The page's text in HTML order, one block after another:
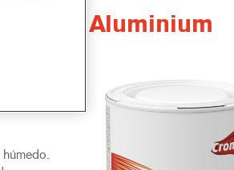
Fine Aluminium